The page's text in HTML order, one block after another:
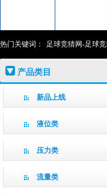
热门关键词： 足球竞猜网-足球
产品类目
新品上线
液位类
压力类
流量类